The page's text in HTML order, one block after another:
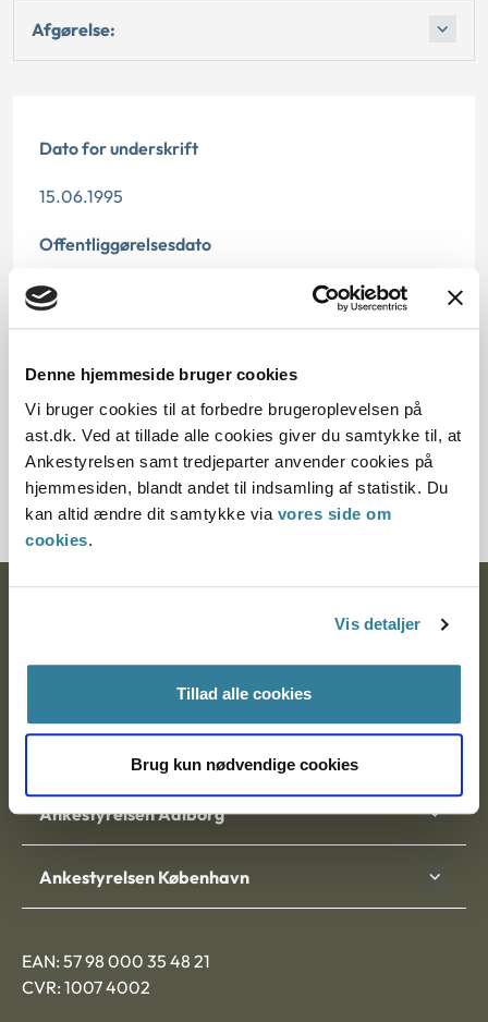
Denne hjemmeside bruger cookies
Vi bruger cookies til at forbedre brugeroplevelsen på
ast.dk. Ved at tillade alle cookies giver du samtykke til, at
Ankestyrelsen samt tredjeparter anvender cookies på
hjemmesiden, blandt andet til indsamling af statistik. Du
kan altid ændre dit samtykke via vores side om
cookies.
Vis detaljer
Tillad alle cookies
Brug kun nødvendige cookies
Afgørelse:
Dato for underskrift
15.06.1995
Offentliggørelsesdato
12.07.2013
§ 48 § 58
Journalnummer
21334-93
9000 Aalborg
Ankestyrelsen Aalborg
Ankestyrelsen København
EAN: 57 98 000 35 48 21
CVR: 1007 4002